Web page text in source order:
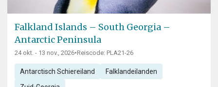
Falkland Islands – South Georgia –
Antarctic Peninsula
24 okt. - 13 nov., 2026•Reiscode: PLA21-26
Antarctisch Schiereiland Falklandeilanden